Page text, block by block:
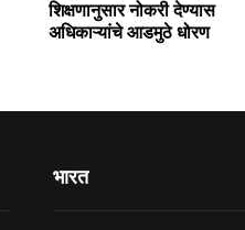
शिक्षणानुसार नोकरी देण्यास
अधिकाऱ्यांचे आडमुठे धोरण
भारत